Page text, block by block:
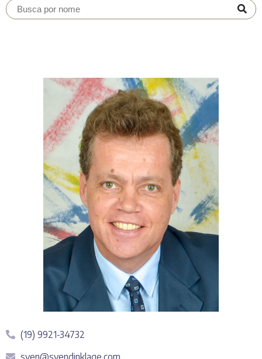
(19) 9921-34732
sven@svendinklage.com